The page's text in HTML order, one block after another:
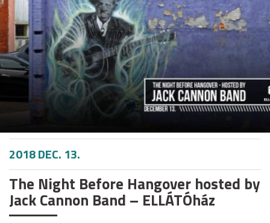
2018 DEC. 13.
The Night Before Hangover hosted by
Jack Cannon Band – ELLÁTÓház